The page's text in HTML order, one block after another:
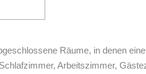
Räume, in denen
Arbeitszimmer,